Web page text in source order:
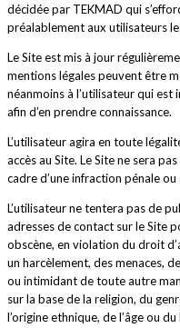
décidée par TEKMAD qui
préalablement aux utilisateurs
Le Site est mis à jour
mentions légales peuvent être
néanmoins à l’utilisateur qui est
afin d’en prendre connaissance.
L’utilisateur agira en toute
accès au Site. Le Site ne sera
cadre d’une infraction pénale
L’utilisateur ne tentera pas de
adresses de contact sur le Site
obscène, en violation du droit
un harcèlement, des menaces,
ou intimidant de toute autre
sur la base de la religion, du
l’origine ethnique, de l’âge ou